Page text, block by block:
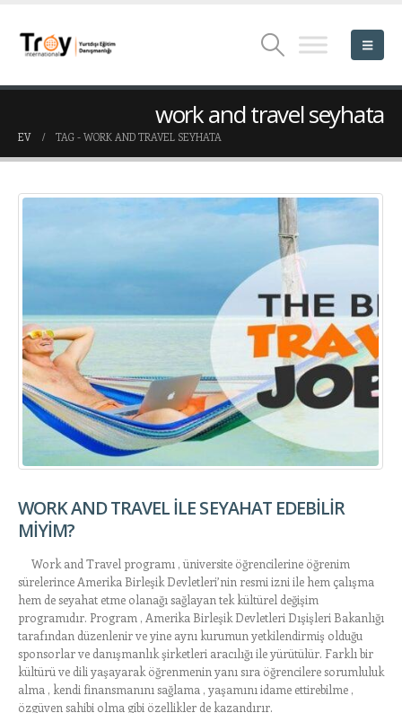
work and travel seyhata
EV TAG - WORK AND TRAVEL SEYHATA
WORK AND TRAVEL İLE SEYAHAT EDEBİLİR
MİYİM?
Work and Travel programı , üniversite öğrencilerine öğrenim
sürelerince Amerika Birleşik Devletleri’nin resmi izni ile hem çalışma
hem de seyahat etme olanağı sağlayan tek kültürel değişim
programıdır. Program , Amerika Birleşik Devletleri Dışişleri Bakanlığı
tarafından düzenlenir ve yine aynı kurumun yetkilendirmiş olduğu
sponsorlar ve danışmanlık şirketleri aracılığı ile yürütülür. Farklı bir
kültürü ve dili yaşayarak öğrenmenin yanı sıra öğrencilere sorumluluk
alma , kendi finansmanını sağlama , yaşamını idame ettirebilme ,
özgüven sahibi olma gibi özellikler de kazandırır.